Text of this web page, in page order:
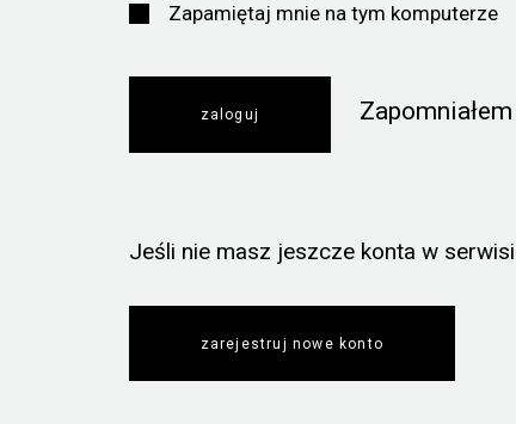
Zapamiętaj mnie na tym komputerze
Zapomniałem
Jeśli nie masz jeszcze konta w
zarejestruj nowe konto